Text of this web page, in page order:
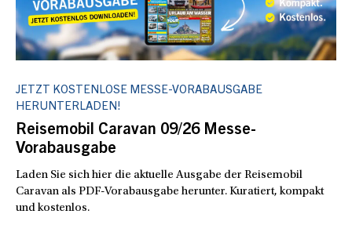
JETZT KOSTENLOSE MESSE-VORABAUSGABE
HERUNTERLADEN!
Reisemobil Caravan 09/26 Messe-
Vorabausgabe
Laden Sie sich hier die aktuelle Ausgabe der Reisemobil
Caravan als PDF-Vorabausgabe herunter. Kuratiert, kompakt
und kostenlos.